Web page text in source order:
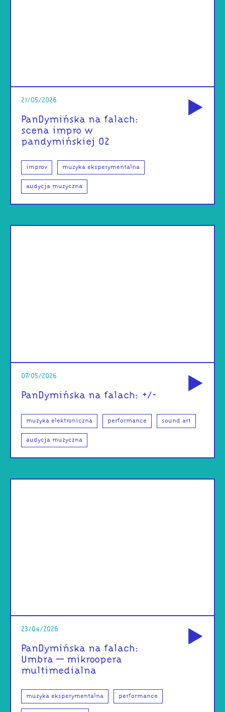
21/05/2026
PanDymińska na falach:
scena impro w
pandymińskiej 02
improv muzyka eksperymentalna
audycja muzyczna
07/05/2026
PanDymińska na falach: +/-
muzyka elektroniczna performance sound art
audycja muzyczna
23/04/2026
PanDymińska na falach:
Umbra – mikroopera
multimedialna
muzyka eksperymentalna performance